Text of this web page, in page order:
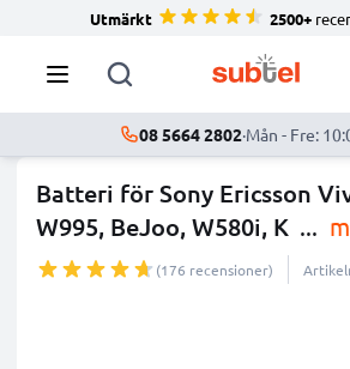
Utmärkt 2500+
08 5664 2802·Mån - Fre:
Batteri för Sony Ericsson
W995, BeJoo, W580i, K ...
(176 recensioner)